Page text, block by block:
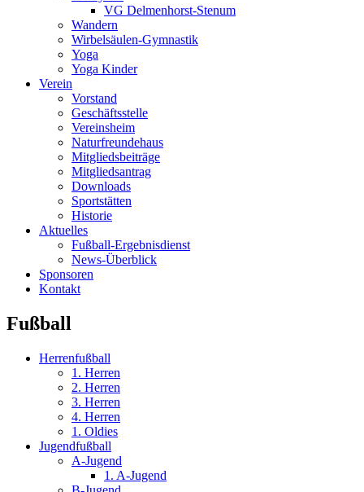
VG Delmenhorst-Stenum
Wandern
Wirbelsäulen-Gymnastik
Yoga
Yoga Kinder
Verein
Vorstand
Geschäftsstelle
Vereinsheim
Naturfreundehaus
Mitgliedsbeiträge
Mitgliedsantrag
Downloads
Sportstätten
Historie
Aktuelles
Fußball-Ergebnisdienst
News-Überblick
Sponsoren
Kontakt
Fußball
Herrenfußball
1. Herren
2. Herren
3. Herren
4. Herren
1. Oldies
Jugendfußball
A-Jugend
1. A-Jugend